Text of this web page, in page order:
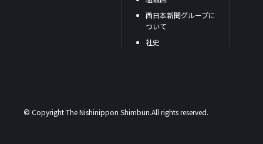
西日本新聞グループに
ついて
社史
© Copyright The Nishinippon Shimbun.All rights reserved.